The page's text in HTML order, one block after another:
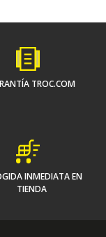
TROC.COM
INMEDIATA EN
TIENDA